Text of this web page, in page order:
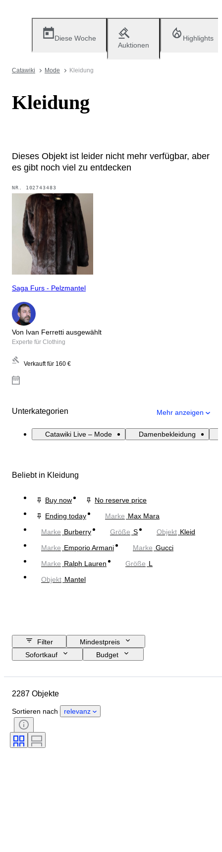
Diese Woche
Auktionen
Highlights
Catawiki Mode Kleidung
Kleidung
Dieses Objekt ist leider nicht mehr verfügbar, aber
es gibt noch viel zu entdecken
NR. 102743483
Saga Furs - Pelzmantel
Von Ivan Ferretti ausgewählt
Experte für Clothing
Verkauft für 160 €
Unterkategorien Mehr anzeigen
Catawiki Live – Mode Damenbekleidung
Beliebt in Kleidung
Buy now
No reserve price
Ending today
Marke Max Mara
Marke Burberry Größe S Objekt Kleid
Marke Emporio Armani Marke Gucci
Marke Ralph Lauren Größe L
Objekt Mantel
Filter
Mindestpreis
Sofortkauf
Budget
Material
Periode
Farbe
Größe
Angegebene Größe
Muster
2287 Objekte
Sortieren nach relevanz